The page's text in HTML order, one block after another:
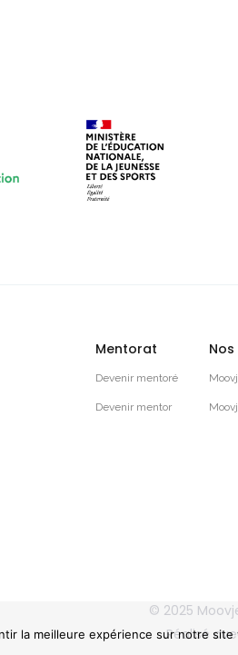
Mentorat
Devenir mentoré
Devenir mentor
© 2025
Réalisé
la meilleure expérience sur notre